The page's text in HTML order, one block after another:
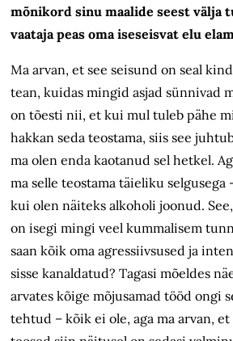
mõnikord sinu maalide seest välja
vaataja peas oma iseseisvat elu
Ma arvan, et see seisund on seal
tean, kuidas mingid asjad sünnivad
on tõesti nii, et kui mul tuleb pähe
hakkan seda teostama, siis see
ma olen enda kaotanud sel hetkel.
ma selle teostama täieliku selgusega
kui olen näiteks alkoholi joonud.
on isegi mingi veel kummalisem
saan kõik oma agressiivsused ja
sisse kanaldatud? Tagasi mõeldes
arvates kõige mõjusamad tööd ongi
tehtud – kõik ei ole, aga ma arvan,